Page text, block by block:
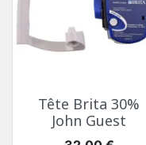
Tête Brita 30%
John Guest